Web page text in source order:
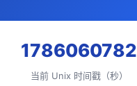
1786060783
当前 Unix 时间戳（秒）